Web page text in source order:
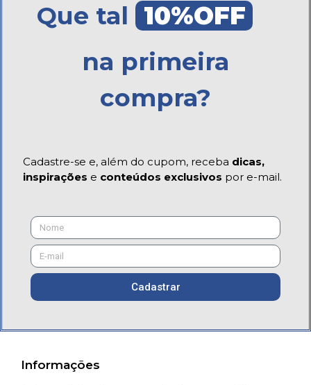
Que tal 10%OFF
na primeira
compra?
Cadastre-se e, além do cupom, receba dicas,
inspirações e conteúdos exclusivos por e-mail.
Cadastrar
Informações